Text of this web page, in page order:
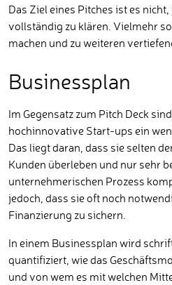
Das Ziel eines Pitches ist es
vollständig zu klären. Vielmehr
machen und zu weiteren
Businessplan
Im Gegensatz zum Pitch Deck
hochinnovative Start-ups ein
Das liegt daran, dass sie selten
Kunden überleben und nur sehr
unternehmerischen Prozess
jedoch, dass sie oft noch
Finanzierung zu sichern.
In einem Businessplan wird
quantifiziert, wie das
und von wem es mit welchen